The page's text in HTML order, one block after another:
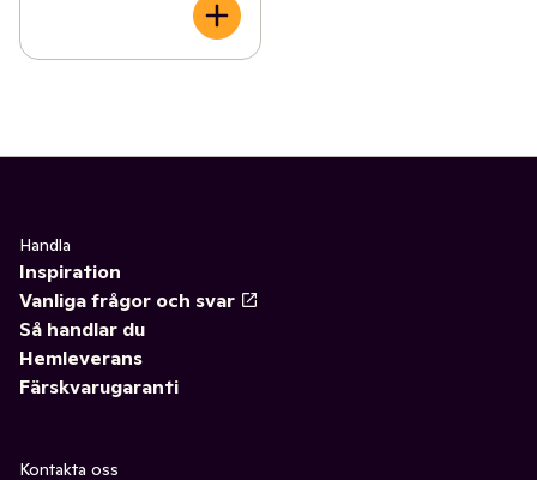
Handla
Inspiration
Vanliga frågor och svar
Så handlar du
Hemleverans
Färskvarugaranti
Kontakta oss